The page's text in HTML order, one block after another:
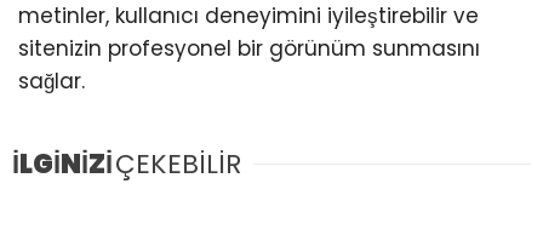
metinler, kullanıcı deneyimini iyileştirebilir ve
sitenizin profesyonel bir görünüm sunmasını
sağlar.
İLGİNİZİÇEKEBİLİR